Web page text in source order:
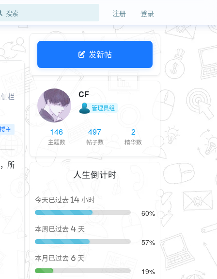
注册 登录
栏
主
所
发新帖
CF
管理员组
146
主题数
497
帖子数
2
精华数
人生倒计时
今天已过去 14 小时
60%
本周已过去 4 天
57%
本月已过去 6 天
19%